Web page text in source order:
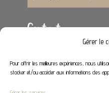
Gérer le
Pour offrir les meilleures expériences, nous
stocker et/ou accéder aux informations des
Contact